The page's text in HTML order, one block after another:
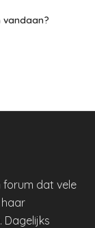
vandaan?
forum dat vele
Dagelijks